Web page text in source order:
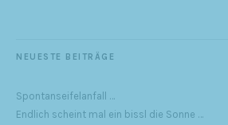
NEUESTE BEITRÄGE
Spontanseifelanfall …
Endlich scheint mal ein bissl die Sonne …